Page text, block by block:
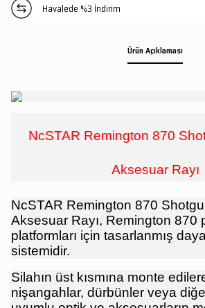
Havalede %3 İndirim
Ürün Açıklaması
NcSTAR Remington 870
Aksesuar Rayı
NcSTAR Remington 870
Aksesuar Rayı, Remington 870
platformları için tasarlanmış
sistemidir.
Silahın üst kısmına monte
nişangahlar, dürbünler veya